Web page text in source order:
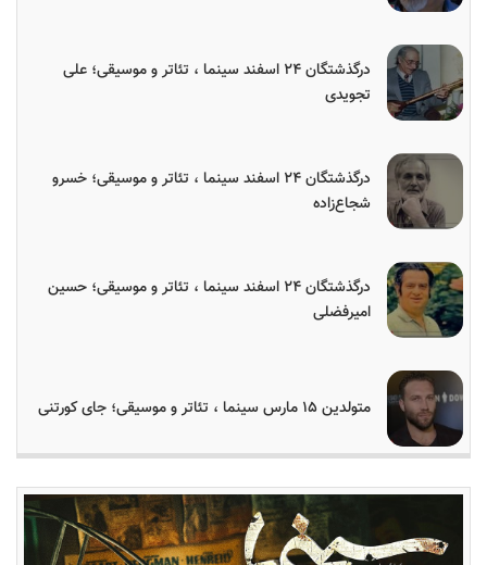
درگذشتگان ۲۴ اسفند سینما ، تئاتر و موسیقی؛ علی
تجویدی
درگذشتگان ۲۴ اسفند سینما ، تئاتر و موسیقی؛ خسرو
شجاع‌زاده
درگذشتگان ۲۴ اسفند سینما ، تئاتر و موسیقی؛ حسین
امیرفضلی
متولدین ۱۵ مارس سینما ، تئاتر و موسیقی؛ جای کورتنی